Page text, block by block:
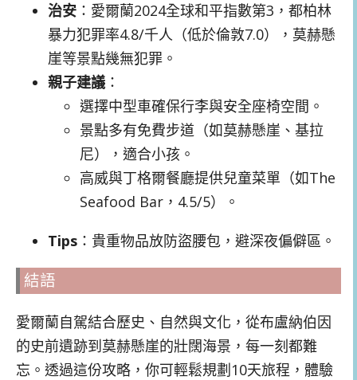
治安 ：愛爾蘭2024全球和平指數第3，都柏林
暴力犯罪率4.8/千人（低於倫敦7.0），莫赫懸
崖等景點幾無犯罪。
親子建議 ：
選擇中型車確保行李與安全座椅空間。
景點多有免費步道（如莫赫懸崖、基拉
尼），適合小孩。
高威與丁格爾餐廳提供兒童菜單（如The
Seafood Bar，4.5/5）。
Tips ：貴重物品放防盜腰包，避深夜偏僻區。
結語
愛爾蘭自駕結合歷史、自然與文化，從布盧納伯因
的史前遺跡到莫赫懸崖的壯闊海景，每一刻都難
忘。透過這份攻略，你可輕鬆規劃10天旅程，體驗